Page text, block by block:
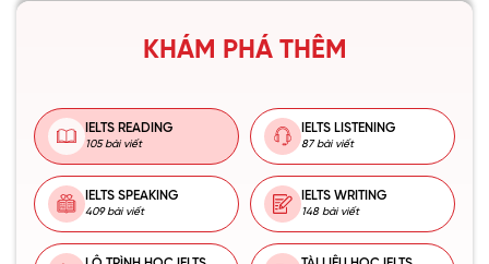
KHÁM PHÁ THÊM
IELTS READING
105 bài viết
IELTS LISTENING
87 bài viết
IELTS SPEAKING
409 bài viết
IELTS WRITING
148 bài viết